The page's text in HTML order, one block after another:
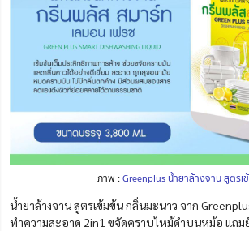
ภาพ :Greenplus น้ำยาล้างจาน สูตรเ
น้ำยาล้างจาน สูตรเข้มข้น กลิ่นมะนาว จาก
ทำความสะอาด 2in1 ขจัดคราบไหม้ดำบนหม้อ แถม